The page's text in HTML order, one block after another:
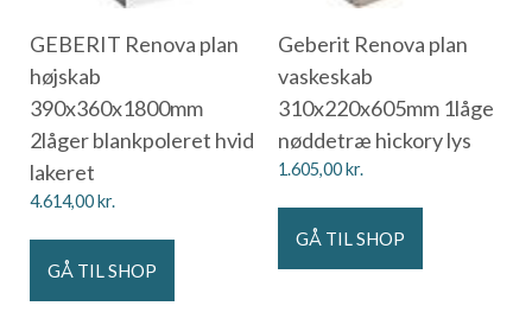
GEBERIT Renova plan
højskab
390x360x1800mm
2låger blankpoleret hvid
lakeret
4.614,00kr.
GÅ TIL SHOP
Geberit Renova plan
vaskeskab
310x220x605mm 1låge
nøddetræ hickory lys
1.605,00kr.
GÅ TIL SHOP